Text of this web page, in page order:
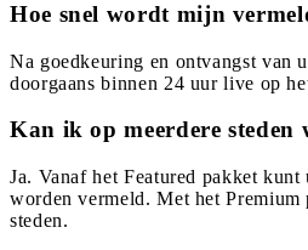
Hoe snel wordt mijn
Na goedkeuring en ontvangst van
doorgaans binnen 24 uur live op
Kan ik op meerdere steden
Ja. Vanaf het Featured pakket kunt
worden vermeld. Met het Premium
steden.